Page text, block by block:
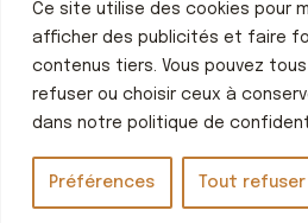
Ce site utilise des cookies pour
afficher des publicités et faire
contenus tiers. Vous pouvez
refuser ou choisir ceux à
dans notre politique de
Préférences Tout refuser